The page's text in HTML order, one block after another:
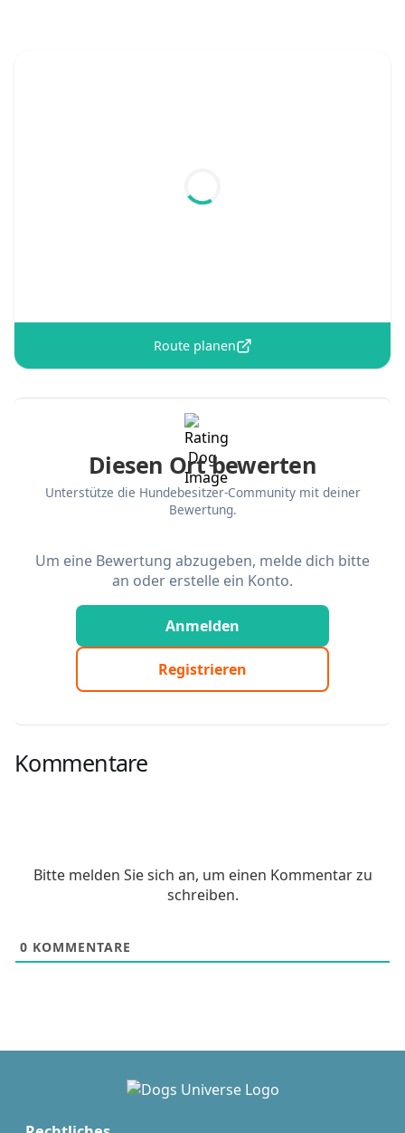
Route planen
Diesen Ort bewerten
Unterstütze die Hundebesitzer-Community mit deiner
Bewertung.
Um eine Bewertung abzugeben, melde dich bitte
an oder erstelle ein Konto.
Anmelden
Registrieren
Kommentare
Bitte melden Sie sich an, um einen Kommentar zu
schreiben.
0 KOMMENTARE